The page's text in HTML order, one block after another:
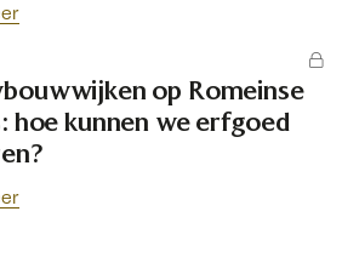
op Romeinse
hoe kunnen we erfgoed